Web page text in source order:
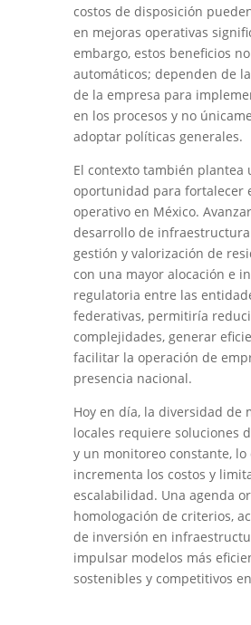
costos de disposición
en mejoras operativas
embargo, estos beneficios
automáticos; dependen de
de la empresa para
en los procesos y no
adoptar políticas generales.
El contexto también plantea
oportunidad para fortalecer
operativo en México.
desarrollo de
gestión y valorización de
con una mayor alocación e
regulatoria entre las
federativas, permitiría
complejidades, generar
facilitar la operación de
presencia nacional.
Hoy en día, la diversidad de
locales requiere soluciones
y un monitoreo constante, lo
incrementa los costos y
escalabilidad. Una agenda
homologación de criterios,
de inversión en
impulsar modelos más
sostenibles y competitivos